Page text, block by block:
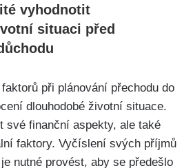
vyhodnotit
situaci před
při plánování přechodu do
dlouhodobé životní situace.
své finanční aspekty, ale také
faktory. Vyčíslení svých příjmů
nutné provést, aby se předešlo